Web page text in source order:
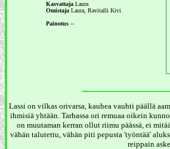
KasvattajaLaura
OmistajaLaura, Ravitalli Kivi
Painotus--
Lassi on vilkas orivarsa, kauhea vauhti päällä
ihmisiä yhtään. Tarhassa ori remuaa oikein
on muutaman kerran ollut riimu päässä, ei
vähän talutettu, vähän piti pepusta 'työntää'
reippain